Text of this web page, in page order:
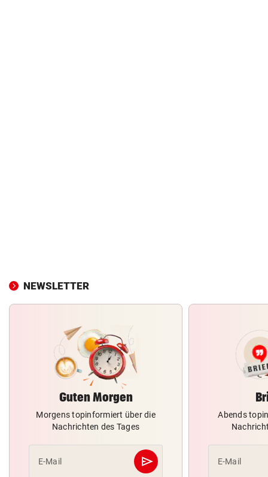
NEWSLETTER
Guten Morgen
Morgens topinformiert über die
Nachrichten des Tages
E-Mail send
Abschicken
Abends
E-Mail